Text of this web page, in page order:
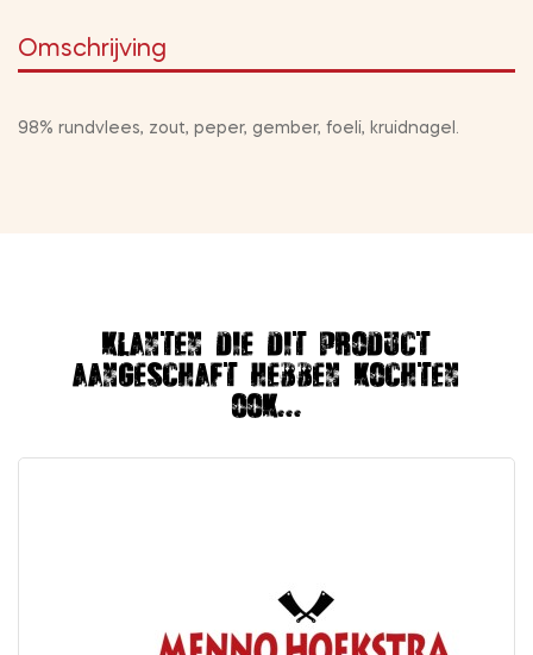
Omschrijving
98% rundvlees, zout, peper, gember, foeli, kruidnagel.
Klanten die dit product
aangeschaft hebben kochten
ook...